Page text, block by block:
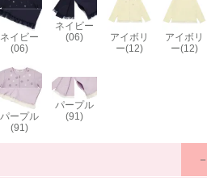
ネイビー
(06)
ネイビー
(06)
アイボリ
ー(12)
アイボリ
ー(12)
パープル
(91)
パープル
(91)